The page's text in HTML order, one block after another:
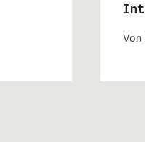
Von